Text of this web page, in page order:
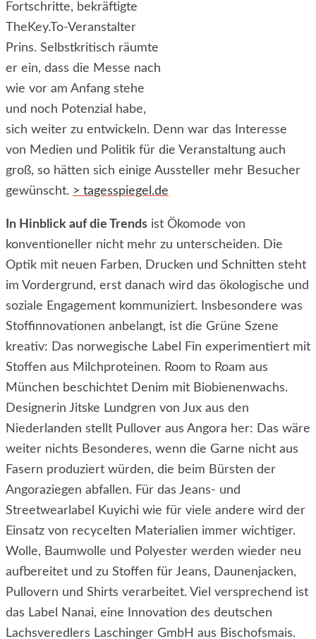
Fortschritte, bekräftigte
TheKey.To-Veranstalter
Prins. Selbstkritisch räumte
er ein, dass die Messe nach
wie vor am Anfang stehe
und noch Potenzial habe,
sich weiter zu entwickeln. Denn war das Interesse
von Medien und Politik für die Veranstaltung auch
groß, so hätten sich einige Aussteller mehr Besucher
gewünscht. > tagesspiegel.de
In Hinblick auf die Trends ist Ökomode von
konventioneller nicht mehr zu unterscheiden. Die
Optik mit neuen Farben, Drucken und Schnitten steht
im Vordergrund, erst danach wird das ökologische und
soziale Engagement kommuniziert. Insbesondere was
Stoffinnovationen anbelangt, ist die Grüne Szene
kreativ: Das norwegische Label Fin experimentiert mit
Stoffen aus Milchproteinen. Room to Roam aus
München beschichtet Denim mit Biobienenwachs.
Designerin Jitske Lundgren von Jux aus den
Niederlanden stellt Pullover aus Angora her: Das wäre
weiter nichts Besonderes, wenn die Garne nicht aus
Fasern produziert würden, die beim Bürsten der
Angoraziegen abfallen. Für das Jeans- und
Streetwearlabel Kuyichi wie für viele andere wird der
Einsatz von recycelten Materialien immer wichtiger.
Wolle, Baumwolle und Polyester werden wieder neu
aufbereitet und zu Stoffen für Jeans, Daunenjacken,
Pullovern und Shirts verarbeitet. Viel versprechend ist
das Label Nanai, eine Innovation des deutschen
Lachsveredlers Laschinger GmbH aus Bischofsmais.